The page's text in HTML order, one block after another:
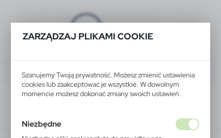
ZARZĄDZAJ PLIKAMI COOKIE
Szanujemy Twoją prywatność. Możesz zmienić ustawienia
cookies lub zaakceptować je wszystkie. W dowolnym
momencie możesz dokonać zmiany swoich ustawień.
Niezbędne